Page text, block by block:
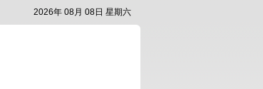
2026年 08月 08日 星期六